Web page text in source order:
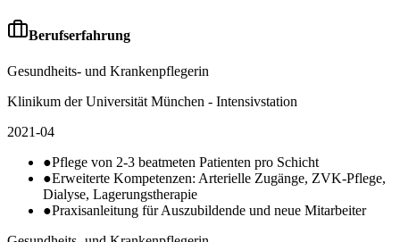
Berufserfahrung
Gesundheits- und Krankenpflegerin
Klinikum der Universität München - Intensivstation
2021-04
●Pflege von 2-3 beatmeten Patienten pro Schicht
●Erweiterte Kompetenzen: Arterielle Zugänge, ZVK-Pflege,
Dialyse, Lagerungstherapie
●Praxisanleitung für Auszubildende und neue Mitarbeiter